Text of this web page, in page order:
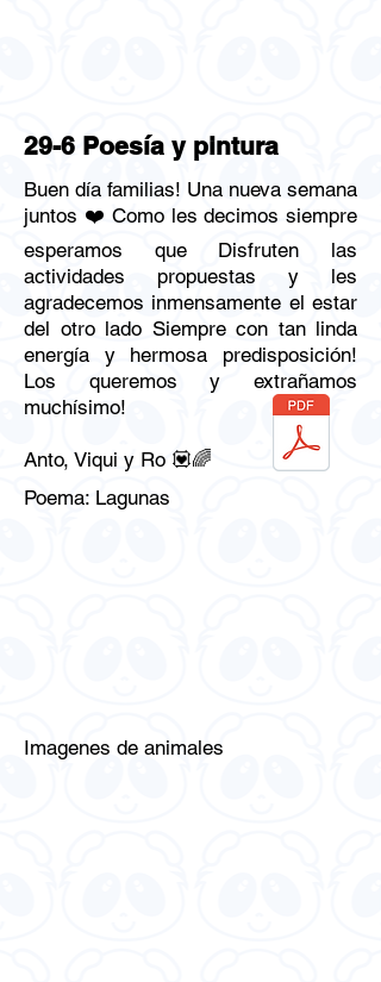
29-6 Poesía y pintura
Buen día familias! Una nueva semana
juntos ❤️ Como les decimos siempre
esperamos que Disfruten las
actividades propuestas y les
agradecemos inmensamente el estar
del otro lado Siempre con tan linda
energía y hermosa predisposición!
Los queremos y extrañamos
muchísimo!
Anto, Viqui y Ro 💟🌈
Poema: Lagunas
Imagenes de animales